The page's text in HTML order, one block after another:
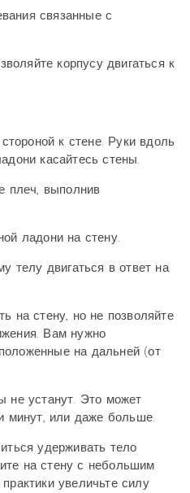
связанные с
корпусу двигаться к
к стене. Руки вдоль
касайтесь стены.
плеч, выполнив
ладони на стену.
телу двигаться в ответ на
на стену, но не позволяйте
Вам нужно
на дальней (от
не устанут. Это может
минут, или даже больше.
удерживать тело
на стену с небольшим
увеличьте силу